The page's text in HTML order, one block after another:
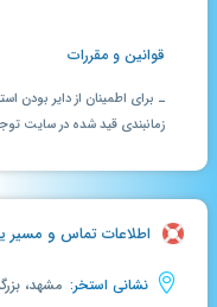
قوانین و مقررات
ـ برای اطمینان از دایر بودن
زمانبندی قید شده در سایت
اطلاعات تماس و مسیر
نشانی استخر: مشهد،